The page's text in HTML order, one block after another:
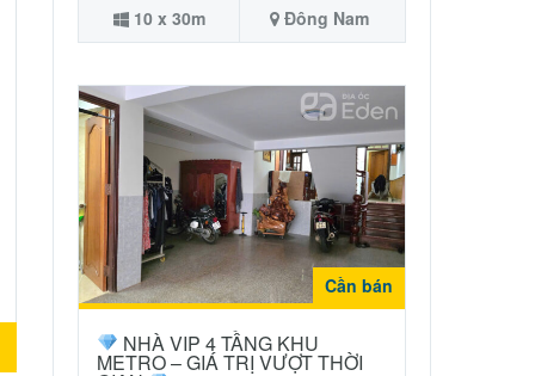
10 x 30m Đông Nam
Cần bán
NHÀ VIP 4 TẦNG KHU
METRO – GIÁ TRỊ VƯỢT THỜI